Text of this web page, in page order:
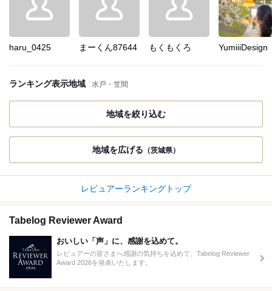
haru_0425 まーくん87644 もくもくろ YumiiiDesign
ランキング表示地域 水戸・笠間
地域を絞り込む
地域を広げる （茨城県）
レビュアーランキングトップ
Tabelog Reviewer Award
おいしい「声」に、感謝を込めて。
レビュアーの皆さまへ感謝の気持ちを込めて、Tabelog Reviewer
Award 2026を発表いたします。